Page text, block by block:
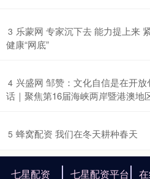
3 乐蒙网 专家沉下去 能力提上来
健康“网底”
4 兴盛网 邹赞：文化自信是在开
话｜聚焦第16届海峡两岸暨港澳地
5 ​蜂窝配资 我们在冬天耕种春天
七星配资 七星配资平台